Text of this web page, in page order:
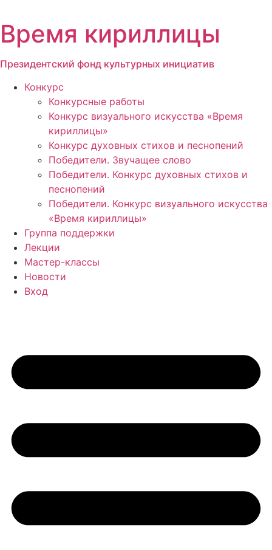
содержимому
Время кириллицы
Президентский фонд культурных инициатив
Конкурс
Конкурсные работы
Конкурс визуального искусства «Время
кириллицы»
Конкурс духовных стихов и песнопений
Победители. Звучащее слово
Победители. Конкурс духовных стихов и
песнопений
Победители. Конкурс визуального искусства
«Время кириллицы»
Группа поддержки
Лекции
Мастер-классы
Новости
Вход